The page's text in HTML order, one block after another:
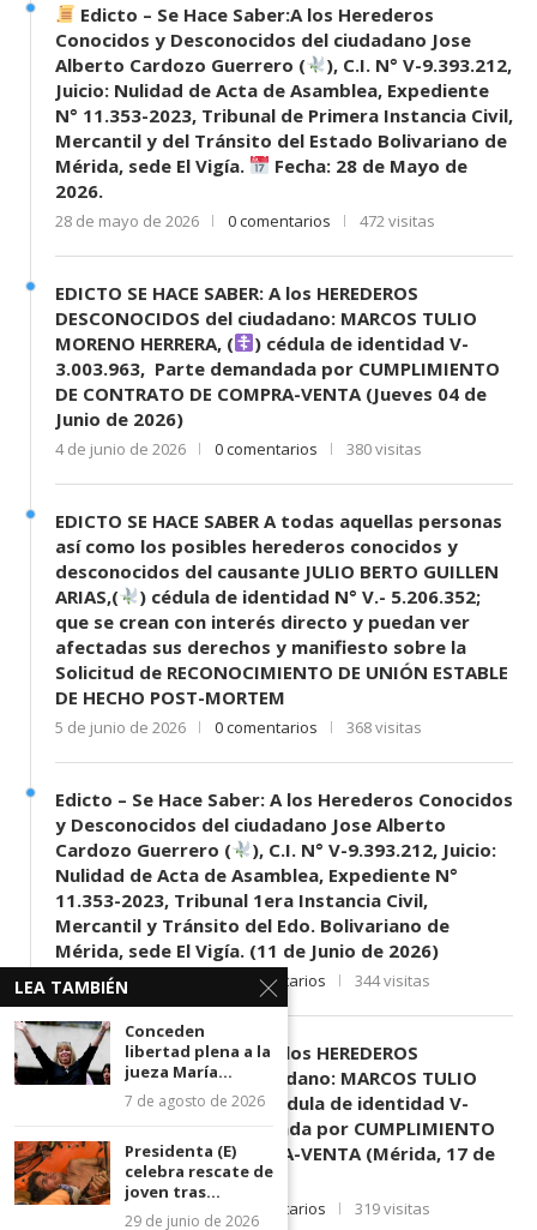
Edicto – Se Hace Saber:A los Herederos
Conocidos y Desconocidos del ciudadano Jose
Alberto Cardozo Guerrero (
), C.I. N° V-9.393.212,
Juicio: Nulidad de Acta de Asamblea, Expediente
N° 11.353-2023, Tribunal de Primera Instancia Civil,
Mercantil y del Tránsito del Estado Bolivariano de
Mérida, sede El Vigía.
Fecha: 28 de Mayo de
2026.
28 de mayo de 2026 0 comentarios 472 visitas
EDICTO SE HACE SABER: A los HEREDEROS
DESCONOCIDOS del ciudadano: MARCOS TULIO
MORENO HERRERA, (
) cédula de identidad V-
3.003.963, Parte demandada por CUMPLIMIENTO
DE CONTRATO DE COMPRA-VENTA (Jueves 04 de
Junio de 2026)
4 de junio de 2026 0 comentarios 380 visitas
EDICTO SE HACE SABER A todas aquellas personas
así como los posibles herederos conocidos y
desconocidos del causante JULIO BERTO GUILLEN
ARIAS,(
) cédula de identidad N° V.- 5.206.352;
que se crean con interés directo y puedan ver
afectadas sus derechos y manifiesto sobre la
Solicitud de RECONOCIMIENTO DE UNIÓN ESTABLE
DE HECHO POST-MORTEM
5 de junio de 2026 0 comentarios 368 visitas
Edicto – Se Hace Saber: A los Herederos Conocidos
y Desconocidos del ciudadano Jose Alberto
Cardozo Guerrero (
), C.I. N° V-9.393.212, Juicio:
Nulidad de Acta de Asamblea, Expediente N°
11.353-2023, Tribunal 1era Instancia Civil,
Mercantil y Tránsito del Edo. Bolivariano de
Mérida, sede El Vigía. (11 de Junio de 2026)
11 de junio de 2026 0 comentarios 344 visitas
EDICTO SE HACE SABER: A los HEREDEROS
DESCONOCIDOS del ciudadano: MARCOS TULIO
MORENO HERRERA, (
) cédula de identidad V-
3.003.963, Parte demandada por CUMPLIMIENTO
DE CONTRATO DE COMPRA-VENTA (Mérida, 17 de
Junio de 2026)
17 de junio de 2026 0 comentarios 319 visitas
LEA TAMBIÉN
Conceden
libertad plena a la
jueza María...
7 de agosto de 2026
Presidenta (E)
celebra rescate de
joven tras...
29 de junio de 2026